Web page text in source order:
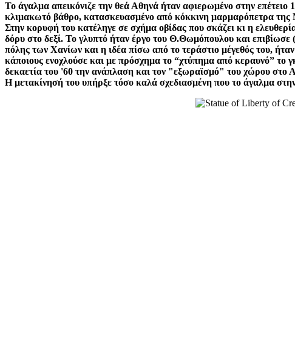
Το άγαλμα απεικόνιζε την θεά Αθηνά ήταν αφιερωμένο στην
κλιμακωτό βάθρο, κατασκευασμένο από κόκκινη μαρμαρόπετρα
Στην κορυφή του κατέληγε σε σχήμα οβίδας που σκάζει κι η
δόρυ στο δεξί. Το γλυπτό ήταν έργο του Θ.Θωμόπουλου και
πόλης των Χανίων και η ιδέα πίσω από το τεράστιο μέγεθός του,
κάποιους ενοχλούσε και με πρόσχημα το “χτύπημα από κεραυνό” το
δεκαετία του '60 την ανάπλαση και τον "εξωραϊσμό" του χώρου
Η μετακίνησή του υπήρξε τόσο καλά σχεδιασμένη που το άγαλμα